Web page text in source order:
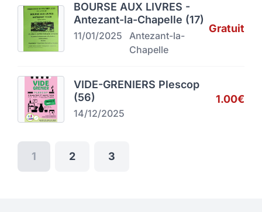
BOURSE AUX LIVRES -
Antezant-la-Chapelle (17)
11/01/2025
Antezant-la-
Chapelle
Gratuit
VIDE-GRENIERS Plescop
(56)
14/12/2025
1.00€
1 2 3